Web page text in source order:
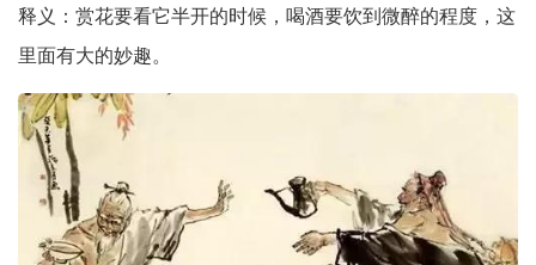
释义：赏花要看它半开的时候，喝酒要饮到微醉的程度，这
里面有大的妙趣。